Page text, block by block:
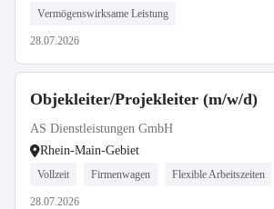
Vermögenswirksame Leistung
28.07.2026
Objekleiter/Projekleiter (m/w/d)
AS Dienstleistungen GmbH
Rhein-Main-Gebiet
Vollzeit Firmenwagen Flexible Arbeitszeiten
28.07.2026